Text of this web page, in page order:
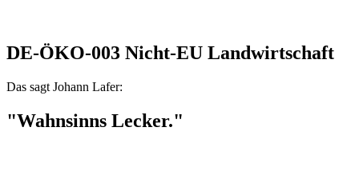
DE-ÖKO-003 Nicht-EU Landwirtschaft
Das sagt Johann Lafer:
"Wahnsinns Lecker."